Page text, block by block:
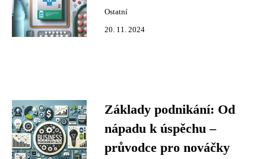
Ostatní
20. 11. 2024
Základy podnikání: Od
nápadu k úspěchu –
průvodce pro nováčky